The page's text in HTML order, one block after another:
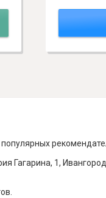
Гагарина, 1,